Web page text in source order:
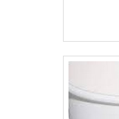
com
fatores,
São